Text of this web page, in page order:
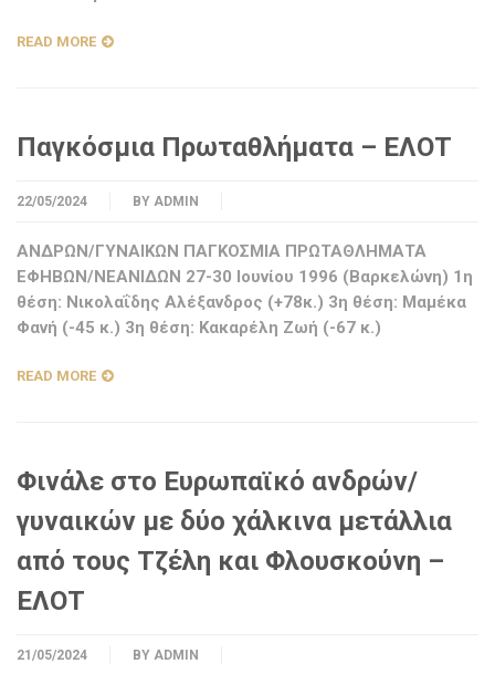
READ MORE
Παγκόσμια Πρωταθλήματα – ΕΛΟΤ
22/05/2024 BY ADMIN
ΑΝΔΡΩΝ/ΓΥΝΑΙΚΩΝ ΠΑΓΚΟΣΜΙΑ ΠΡΩΤΑΘΛΗΜΑΤΑ
ΕΦΗΒΩΝ/ΝΕΑΝΙΔΩΝ 27-30 Ιουνίου 1996 (Βαρκελώνη) 1η
θέση: Νικολαΐδης Αλέξανδρος (+78κ.) 3η θέση: Μαμέκα
Φανή (-45 κ.) 3η θέση: Κακαρέλη Ζωή (-67 κ.)
READ MORE
Φινάλε στο Ευρωπαϊκό ανδρών/
γυναικών με δύο χάλκινα μετάλλια
από τους Τζέλη και Φλουσκούνη –
ΕΛΟΤ
21/05/2024 BY ADMIN